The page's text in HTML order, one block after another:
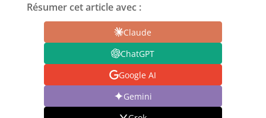
Résumer cet article avec :
Claude
ChatGPT
Google AI
Gemini